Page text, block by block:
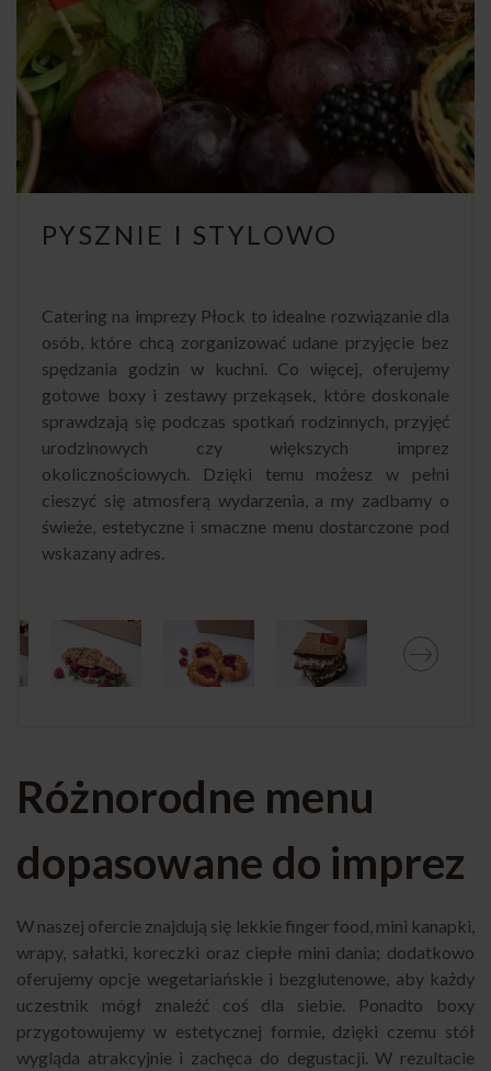
PYSZNIE I STYLOWO
Catering na imprezy Płock to idealne rozwiązanie dla
osób, które chcą zorganizować udane przyjęcie bez
spędzania godzin w kuchni. Co więcej, oferujemy
gotowe boxy i zestawy przekąsek, które doskonale
sprawdzają się podczas spotkań rodzinnych, przyjęć
urodzinowych czy większych imprez
okolicznościowych. Dzięki temu możesz w pełni
cieszyć się atmosferą wydarzenia, a my zadbamy o
świeże, estetyczne i smaczne menu dostarczone pod
wskazany adres.
Różnorodne menu
dopasowane do imprez
W naszej ofercie znajdują się lekkie finger food, mini kanapki,
wrapy, sałatki, koreczki oraz ciepłe mini dania; dodatkowo
oferujemy opcje wegetariańskie i bezglutenowe, aby każdy
uczestnik mógł znaleźć coś dla siebie. Ponadto boxy
przygotowujemy w estetycznej formie, dzięki czemu stół
wygląda atrakcyjnie i zachęca do degustacji. W rezultacie